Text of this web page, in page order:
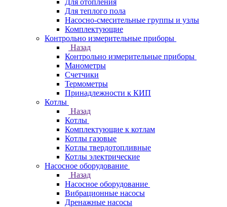
Для отопления
Для теплого пола
Насосно-смесительные группы и узлы
Комплектующие
Контрольно измерительные приборы
Назад
Контрольно измерительные приборы
Манометры
Счетчики
Термометры
Принадлежности к КИП
Котлы
Назад
Котлы
Комплектующие к котлам
Котлы газовые
Котлы твердотопливные
Котлы электрические
Насосное оборудование
Назад
Насосное оборудование
Вибрационные насосы
Дренажные насосы